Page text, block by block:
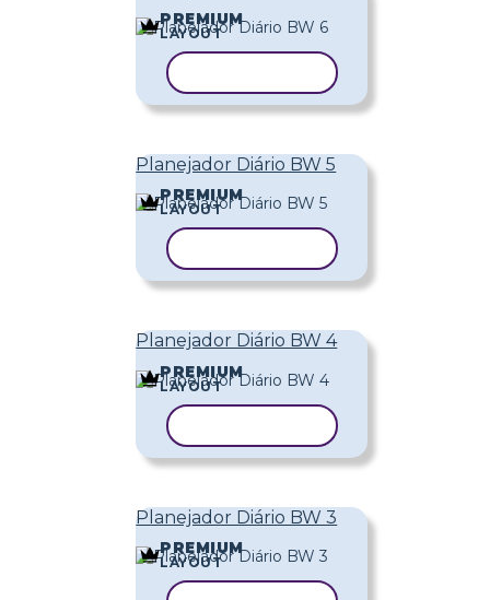
PREMIUM
LAYOUT
Planejador Diário BW 5
PREMIUM
LAYOUT
Planejador Diário BW 4
PREMIUM
LAYOUT
Planejador Diário BW 3
PREMIUM
LAYOUT